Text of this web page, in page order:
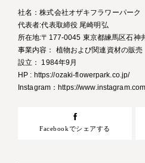
社名：株式会社オザキフラワーパーク
代表者:代表取締役 尾崎明弘
所在地:〒177-0045 東京都練馬区石神
事業内容： 植物および関連資材の販売
設立： 1984年9月
HP : https://ozaki-flowerpark.co.jp/
Instagram：https://
Facebookでシェアする